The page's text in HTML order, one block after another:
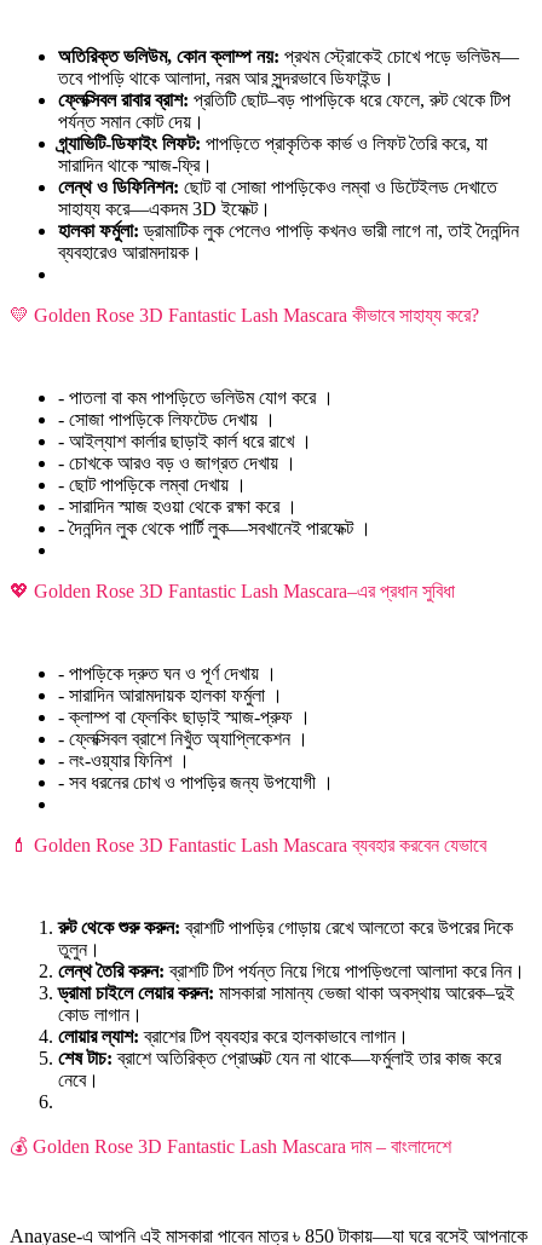
অতিরিক্ত ভলিউম, কোন ক্লাম্প নয়: প্রথম স্ট্রোকেই চোখে পড়ে ভলিউম—
তবে পাপড়ি থাকে আলাদা, নরম আর সুন্দরভাবে ডিফাইন্ড।
ফ্লেক্সিবল রাবার ব্রাশ: প্রতিটি ছোট–বড় পাপড়িকে ধরে ফেলে, রুট থেকে টিপ
পর্যন্ত সমান কোট দেয়।
গ্র্যাভিটি-ডিফাইং লিফট: পাপড়িতে প্রাকৃতিক কার্ভ ও লিফট তৈরি করে, যা
সারাদিন থাকে স্মাজ-ফ্রি।
লেন্থ ও ডিফিনিশন: ছোট বা সোজা পাপড়িকেও লম্বা ও ডিটেইলড দেখাতে
সাহায্য করে—একদম 3D ইফেক্ট।
হালকা ফর্মুলা: ড্রামাটিক লুক পেলেও পাপড়ি কখনও ভারী লাগে না, তাই দৈনন্দিন
ব্যবহারেও আরামদায়ক।
💛 Golden Rose 3D Fantastic Lash Mascara কীভাবে সাহায্য করে?
- পাতলা বা কম পাপড়িতে ভলিউম যোগ করে ।
- সোজা পাপড়িকে লিফটেড দেখায় ।
- আইল্যাশ কার্লার ছাড়াই কার্ল ধরে রাখে ।
- চোখকে আরও বড় ও জাগ্রত দেখায় ।
- ছোট পাপড়িকে লম্বা দেখায় ।
- সারাদিন স্মাজ হওয়া থেকে রক্ষা করে ।
- দৈনন্দিন লুক থেকে পার্টি লুক—সবখানেই পারফেক্ট ।
💖 Golden Rose 3D Fantastic Lash Mascara–এর প্রধান সুবিধা
- পাপড়িকে দ্রুত ঘন ও পূর্ণ দেখায় ।
- সারাদিন আরামদায়ক হালকা ফর্মুলা ।
- ক্লাম্প বা ফ্লেকিং ছাড়াই স্মাজ-প্রুফ ।
- ফ্লেক্সিবল ব্রাশে নিখুঁত অ্যাপ্লিকেশন ।
- লং-ওয়্যার ফিনিশ ।
- সব ধরনের চোখ ও পাপড়ির জন্য উপযোগী ।
💄 Golden Rose 3D Fantastic Lash Mascara ব্যবহার করবেন যেভাবে
রুট থেকে শুরু করুন: ব্রাশটি পাপড়ির গোড়ায় রেখে আলতো করে উপরের দিকে
তুলুন।
লেন্থ তৈরি করুন: ব্রাশটি টিপ পর্যন্ত নিয়ে গিয়ে পাপড়িগুলো আলাদা করে নিন।
ড্রামা চাইলে লেয়ার করুন: মাসকারা সামান্য ভেজা থাকা অবস্থায় আরেক–দুই
কোড লাগান।
লোয়ার ল্যাশ:ব্রাশের টিপ ব্যবহার করে হালকাভাবে লাগান।
শেষ টাচ:ব্রাশে অতিরিক্ত প্রোডাক্ট যেন না থাকে—ফর্মুলাই তার কাজ করে
নেবে।
💰 Golden Rose 3D Fantastic Lash Mascara দাম – বাংলাদেশে
Anayase-এ আপনি এই মাসকারা পাবেন মাত্র ৳ 850 টাকায়—যা ঘরে বসেই আপনাকে